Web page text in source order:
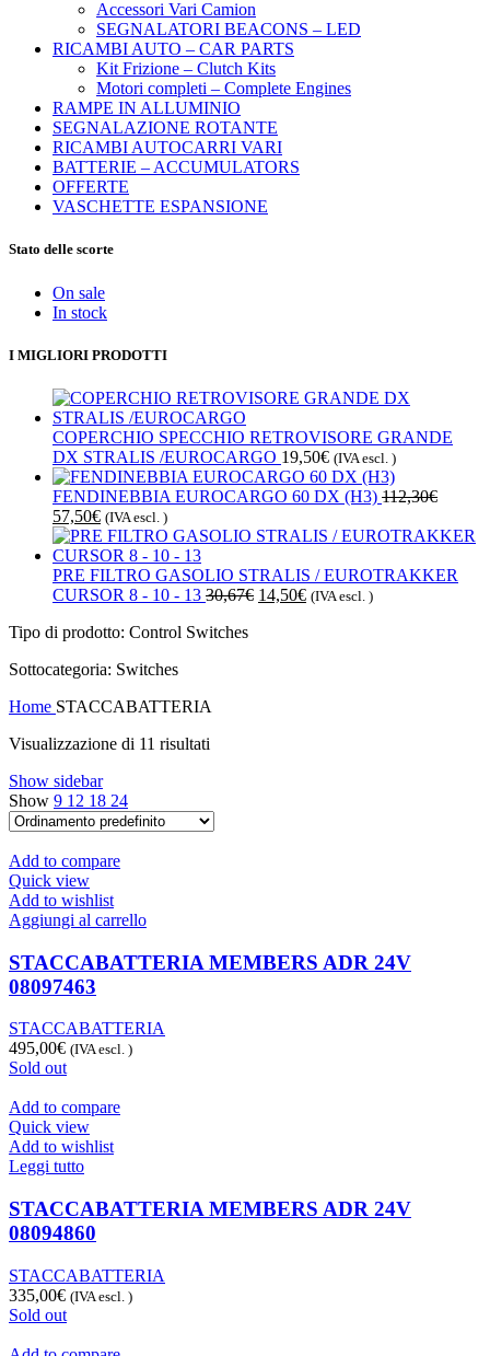
Accessori Vari Camion
SEGNALATORI BEACONS – LED
RICAMBI AUTO – CAR PARTS
Kit Frizione – Clutch Kits
Motori completi – Complete Engines
RAMPE IN ALLUMINIO
SEGNALAZIONE ROTANTE
RICAMBI AUTOCARRI VARI
BATTERIE – ACCUMULATORS
OFFERTE
VASCHETTE ESPANSIONE
Stato delle scorte
On sale
In stock
I MIGLIORI PRODOTTI
COPERCHIO SPECCHIO RETROVISORE GRANDE
DX STRALIS /EUROCARGO 19,50€ (IVA escl. )
FENDINEBBIA EUROCARGO 60 DX (H3) 112,30€
Il
prezzo
originale
era:
112,30€.
57,50€Il
prezzo
attuale
è:
57,50€.
(IVA escl. )
PRE FILTRO GASOLIO STRALIS / EUROTRAKKER
CURSOR 8 - 10 - 13 30,67€ Il14,50€Il(IVA escl. )
Tipo di prodotto: Control Switches
Sottocategoria: Switches
Home STACCABATTERIA
Visualizzazione di 11 risultati
Show sidebar
Show 9 12 18 24
Add to compare
Quick view
Add to wishlist
Aggiungi al carrello
STACCABATTERIA MEMBERS ADR 24V
08097463
STACCABATTERIA
495,00€ (IVA escl. )
Sold out
Add to compare
Quick view
Add to wishlist
Leggi tutto
STACCABATTERIA MEMBERS ADR 24V
08094860
STACCABATTERIA
335,00€ (IVA escl. )
Sold out